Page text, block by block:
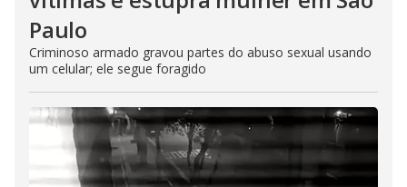
Paulo
Criminoso armado gravou partes do abuso sexual usando
um celular; ele segue foragido